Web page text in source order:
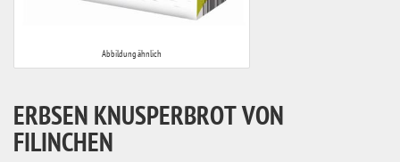
Abbildung ähnlich
ERBSEN KNUSPERBROT VON
FILINCHEN